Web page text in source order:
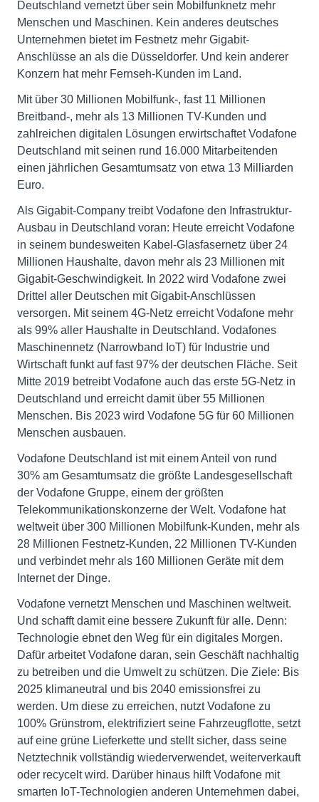
Deutschland vernetzt über sein Mobilfunknetz mehr
Menschen und Maschinen. Kein anderes deutsches
Unternehmen bietet im Festnetz mehr Gigabit-
Anschlüsse an als die Düsseldorfer. Und kein anderer
Konzern hat mehr Fernseh-Kunden im Land.
Mit über 30 Millionen Mobilfunk-, fast 11 Millionen
Breitband-, mehr als 13 Millionen TV-Kunden und
zahlreichen digitalen Lösungen erwirtschaftet Vodafone
Deutschland mit seinen rund 16.000 Mitarbeitenden
einen jährlichen Gesamtumsatz von etwa 13 Milliarden
Euro.
Als Gigabit-Company treibt Vodafone den Infrastruktur-
Ausbau in Deutschland voran: Heute erreicht Vodafone
in seinem bundesweiten Kabel-Glasfasernetz über 24
Millionen Haushalte, davon mehr als 23 Millionen mit
Gigabit-Geschwindigkeit. In 2022 wird Vodafone zwei
Drittel aller Deutschen mit Gigabit-Anschlüssen
versorgen. Mit seinem 4G-Netz erreicht Vodafone mehr
als 99% aller Haushalte in Deutschland. Vodafones
Maschinennetz (Narrowband IoT) für Industrie und
Wirtschaft funkt auf fast 97% der deutschen Fläche. Seit
Mitte 2019 betreibt Vodafone auch das erste 5G-Netz in
Deutschland und erreicht damit über 55 Millionen
Menschen. Bis 2023 wird Vodafone 5G für 60 Millionen
Menschen ausbauen.
Vodafone Deutschland ist mit einem Anteil von rund
30% am Gesamtumsatz die größte Landesgesellschaft
der Vodafone Gruppe, einem der größten
Telekommunikationskonzerne der Welt. Vodafone hat
weltweit über 300 Millionen Mobilfunk-Kunden, mehr als
28 Millionen Festnetz-Kunden, 22 Millionen TV-Kunden
und verbindet mehr als 160 Millionen Geräte mit dem
Internet der Dinge.
Vodafone vernetzt Menschen und Maschinen weltweit.
Und schafft damit eine bessere Zukunft für alle. Denn:
Technologie ebnet den Weg für ein digitales Morgen.
Dafür arbeitet Vodafone daran, sein Geschäft nachhaltig
zu betreiben und die Umwelt zu schützen. Die Ziele: Bis
2025 klimaneutral und bis 2040 emissionsfrei zu
werden. Um diese zu erreichen, nutzt Vodafone zu
100% Grünstrom, elektrifiziert seine Fahrzeugflotte, setzt
auf eine grüne Lieferkette und stellt sicher, dass seine
Netztechnik vollständig wiederverwendet, weiterverkauft
oder recycelt wird. Darüber hinaus hilft Vodafone mit
smarten IoT-Technologien anderen Unternehmen dabei,